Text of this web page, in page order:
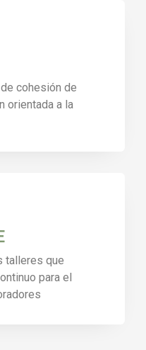
cohesión de
orientada a la
talleres que
para el